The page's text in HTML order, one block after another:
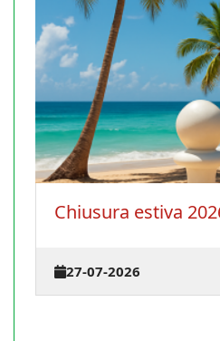
Chiusura estiva 2026
27-07-2026